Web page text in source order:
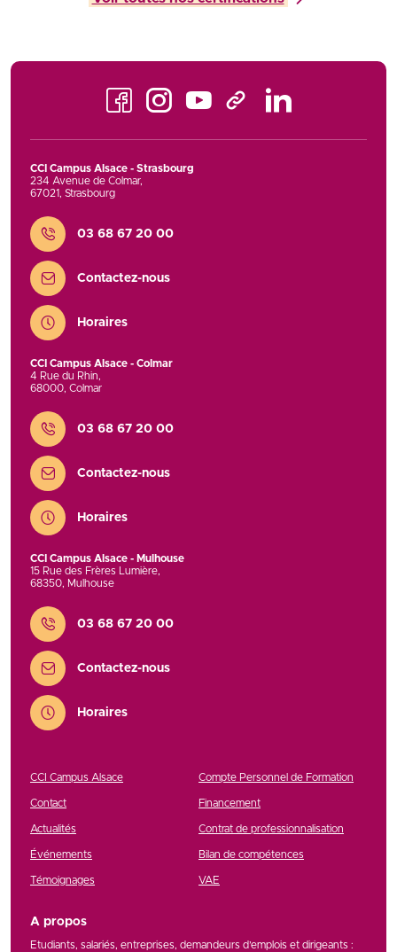
FacebookInstagramYoutube TikTok
CCI Campus Alsace - Strasbourg
234 Avenue de Colmar,
67021, Strasbourg
Contact
03 68 67 20 00
Contactez-nous
Horaires
CCI Campus Alsace - Colmar
4 Rue du Rhin,
68000, Colmar
Contact
03 68 67 20 00
Contactez-nous
Horaires
CCI Campus Alsace - Mulhouse
15 Rue des Frères Lumière,
68350, Mulhouse
Contact
03 68 67 20 00
Contactez-nous
Horaires
CCI Campus Alsace
Contact
Actualités
Événements
Témoignages
Compte Personnel de Formation
Financement
Contrat de professionnalisation
Bilan de compétences
VAE
A propos
Etudiants, salariés, entreprises, demandeurs d’emplois et dirigeants :